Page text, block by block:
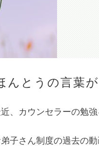
んとうの言葉
、カウンセラーの勉強
子さん制度の過去の